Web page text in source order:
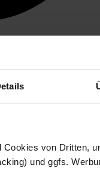
von Dritten,
und ggfs.